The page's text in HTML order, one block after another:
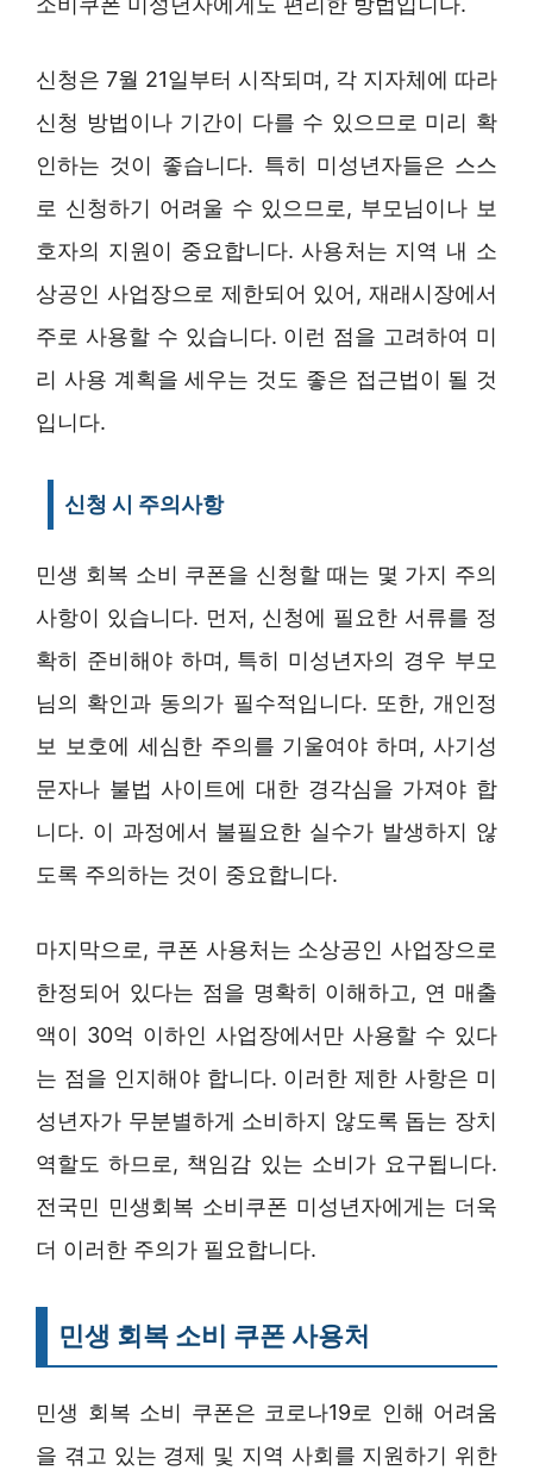
신청은 7월 21일부터 시작되며, 각 지자체에 따라
신청 방법이나 기간이 다를 수 있으므로 미리 확
인하는 것이 좋습니다. 특히 미성년자들은 스스
로 신청하기 어려울 수 있으므로, 부모님이나 보
호자의 지원이 중요합니다. 사용처는 지역 내 소
상공인 사업장으로 제한되어 있어, 재래시장에서
주로 사용할 수 있습니다. 이런 점을 고려하여 미
리 사용 계획을 세우는 것도 좋은 접근법이 될 것
입니다.
신청 시 주의사항
민생 회복 소비 쿠폰을 신청할 때는 몇 가지 주의
사항이 있습니다. 먼저, 신청에 필요한 서류를 정
확히 준비해야 하며, 특히 미성년자의 경우 부모
님의 확인과 동의가 필수적입니다. 또한, 개인정
보 보호에 세심한 주의를 기울여야 하며, 사기성
문자나 불법 사이트에 대한 경각심을 가져야 합
니다. 이 과정에서 불필요한 실수가 발생하지 않
도록 주의하는 것이 중요합니다.
마지막으로, 쿠폰 사용처는 소상공인 사업장으로
한정되어 있다는 점을 명확히 이해하고, 연 매출
액이 30억 이하인 사업장에서만 사용할 수 있다
는 점을 인지해야 합니다. 이러한 제한 사항은 미
성년자가 무분별하게 소비하지 않도록 돕는 장치
역할도 하므로, 책임감 있는 소비가 요구됩니다.
전국민 민생회복 소비쿠폰 미성년자에게는 더욱
더 이러한 주의가 필요합니다.
민생 회복 소비 쿠폰 사용처
민생 회복 소비 쿠폰은 코로나19로 인해 어려움
을 겪고 있는 경제 및 지역 사회를 지원하기 위한